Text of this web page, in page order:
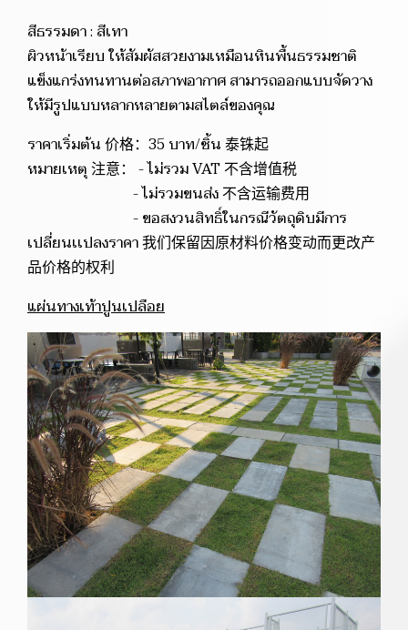
สีธรรมดา : สีเทา
ผิวหน้าเรียบ ให้สัมผัสสวยงามเหมือนหินพื้นธรรมชาติ
แข็งแกร่งทนทานต่อสภาพอากาศ สามารถออกแบบจัดวาง
ให้มีรูปแบบหลากหลายตามสไตล์ของคุณ
ราคาเริ่มต้น 价格：35 บาท/ชิ้น 泰铢起
หมายเหตุ 注意： - ไม่รวม VAT 不含增值税
- ไม่รวมขนส่ง 不含运输费用
- ขอสงวนสิทธิ์ในกรณีวัตถุดิบมีการ
เปลี่ยนเเปลงราคา 我们保留因原材料价格变动而更改产
品价格的权利
แผ่นทางเท้าปูนเปลือย